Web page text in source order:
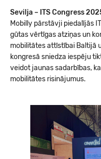
Sevilja – ITS Congress
Mobilly pārstāvji piedalījās
gūtas vērtīgas atziņas un
mobilitātes attīstībai Baltijā
kongresā sniedza iespēju
veidot jaunas sadarbības,
mobilitātes risinājumus.